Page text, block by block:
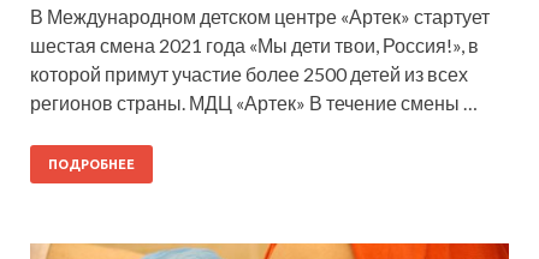
В Международном детском центре «Артек» стартует
шестая смена 2021 года «Мы дети твои, Россия!», в
которой примут участие более 2500 детей из всех
регионов страны. МДЦ «Артек» В течение смены …
ПОДРОБНЕЕ